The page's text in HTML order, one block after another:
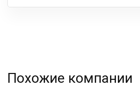
Ваша
Похожие компании